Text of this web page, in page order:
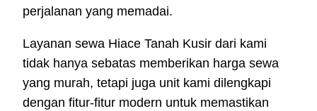
perjalanan yang memadai.
Layanan sewa Hiace Tanah Kusir dari kami
tidak hanya sebatas memberikan harga sewa
yang murah, tetapi juga unit kami dilengkapi
dengan fitur-fitur modern untuk memastikan